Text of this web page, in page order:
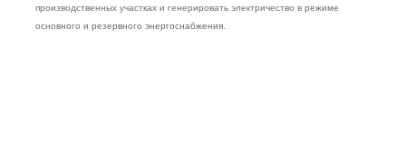
производственных участках и генерировать электричество в режиме
основного и резервного энергоснабжения.